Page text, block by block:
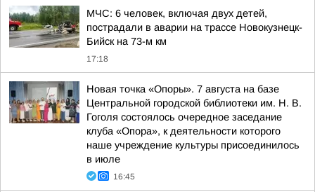
МЧС: 6 человек, включая двух детей,
пострадали в аварии на трассе Новокузнецк-
Бийск на 73-м км
17:18
Новая точка «Опоры». 7 августа на базе
Центральной городской библиотеки им. Н. В.
Гоголя состоялось очередное заседание
клуба «Опора», к деятельности которого
наше учреждение культуры присоединилось
в июле
16:45